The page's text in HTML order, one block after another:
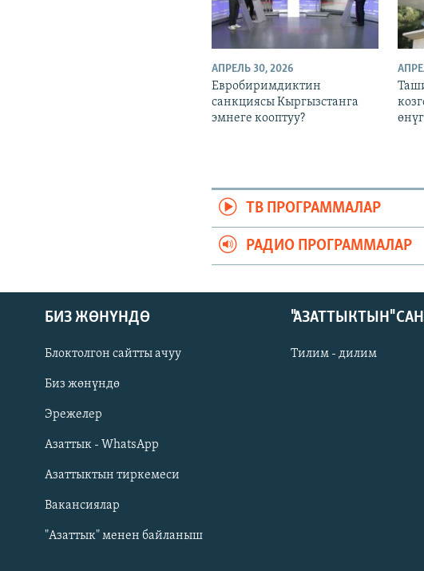
Русский
ОНЛАЙН ШЕРИНЕ
АПРЕЛЬ 30, 2026
Евробиримдиктин
санкциясы Кыргызстанга
эмнеге кооптуу?
ТВ ПРОГРАММАЛАР
РАДИО ПРОГРАММАЛАР
БИЗ ЖӨНҮНДӨ
Блоктолгон сайтты ачуу
Биз жөнүндө
Эрежелер
Азаттык - WhatsApp
Азаттыктын тиркемеси
Вакансиялар
"Азаттык" менен байланыш
"АЗАТТЫКТЫН"
Тилим - дилим